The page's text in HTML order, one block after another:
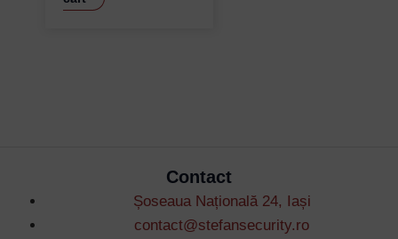
Contact
Șoseaua Națională 24, Iași
contact@stefansecurity.ro